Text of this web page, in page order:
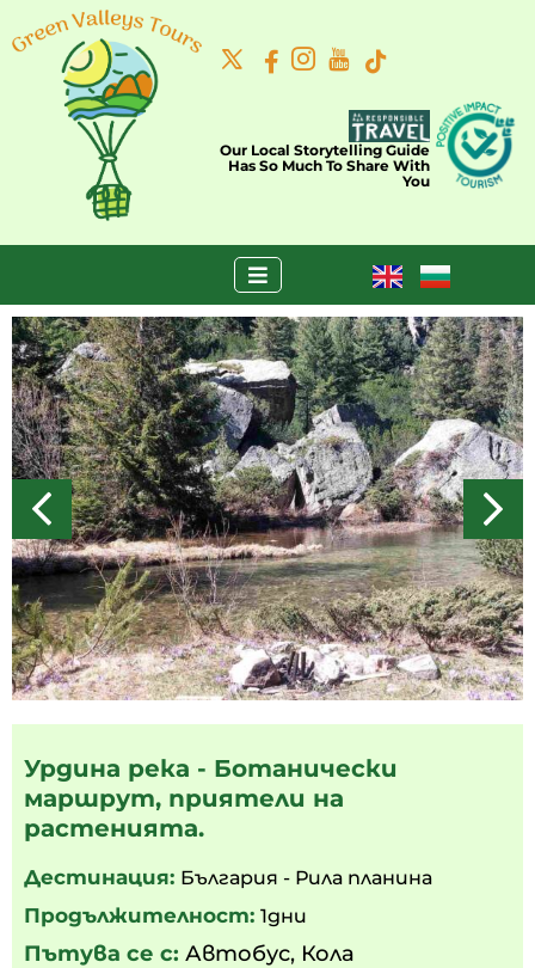
Our Local Storytelling Guide
Has So Much To Share With
You
Урдина река - Ботанически
маршрут, приятели на
растенията.
Дестинация: България - Рила планина
Продължителност: 1дни
Пътува се с: Автобус, Кола